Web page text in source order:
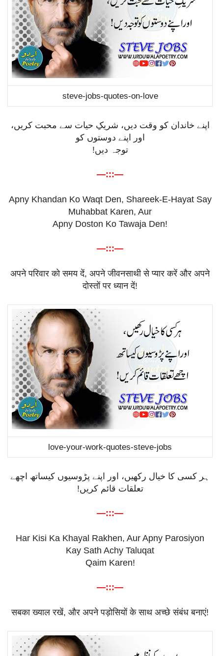
steve-jobs-quotes-on-love
اپنے خاندان کو وقت دیں، شریکِ حیات سے محبت کریں،
اور اپنے دوستوں کو
توجہ دیں!
—:::—
Apny Khandan Ko Waqt Den, Shareek-E-Hayat Say
Muhabbat Karen, Aur
Apny Doston Ko Tawaja Den!
—:::—
अपने परिवार को समय दें, अपने जीवनसाथी से प्यार करें और अपने
दोस्तों पर ध्यान दें!
love-your-work-quotes-steve-jobs
ہر کسی کا خیال رکھیں، اور اپنے پڑوسیوں کیساتھ اچھے
تعلقات قائم کریں!
—:::—
Har Kisi Ka Khayal Rakhen, Aur Apny Parosiyon
Kay Sath Achy Taluqat
Qaim Karen!
—:::—
सबका ख्याल रखें, और अपने पड़ोसियों के साथ अच्छे संबंध बनाएं!